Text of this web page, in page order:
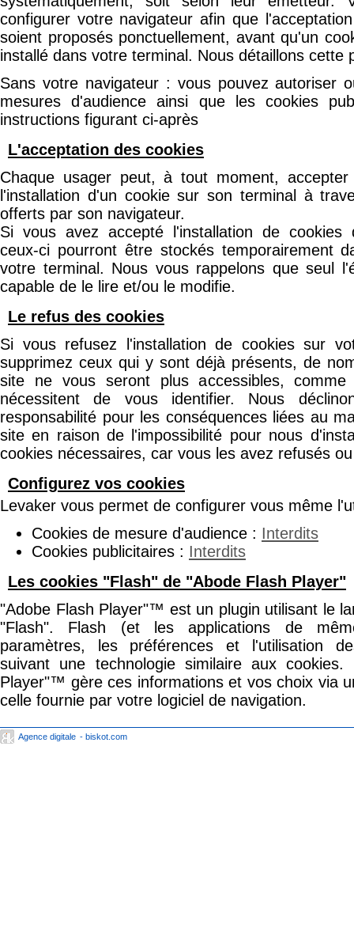
configurer votre navigateur afin que
soient proposés ponctuellement, avant qu'un
installé dans votre terminal. Nous détaillons cette
Sans votre navigateur : vous pouvez autoriser
mesures d'audience ainsi que les cookies
instructions figurant ci-après
L'acceptation des cookies
Chaque usager peut, à tout moment,
l'installation d'un cookie sur son terminal à
offerts par son navigateur.
Si vous avez accepté l'installation de cookies
ceux-ci pourront être stockés temporairement
votre terminal. Nous vous rappelons que seul
capable de le lire et/ou le modifie.
Le refus des cookies
Si vous refusez l'installation de cookies sur
supprimez ceux qui y sont déjà présents, de
site ne vous seront plus accessibles,
nécessitent de vous identifier. Nous
responsabilité pour les conséquences liées au
site en raison de l'impossibilité pour nous
cookies nécessaires, car vous les avez refusés
Configurez vos cookies
Levaker vous permet de configurer vous même
Cookies de mesure d'audience : Interdits
Cookies publicitaires : Interdits
Les cookies "Flash" de "Abode Flash Player"
"Adobe Flash Player"™ est un plugin utilisant le
"Flash". Flash (et les applications de
paramètres, les préférences et l'utilisation
suivant une technologie similaire aux cookies.
Player"™ gère ces informations et vos choix via
celle fournie par votre logiciel de navigation.
Agence digitale - biskot.com